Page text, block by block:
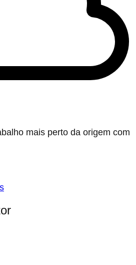
mais perto da origem com